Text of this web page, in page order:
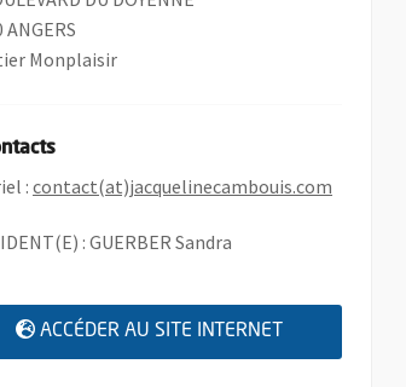
ANGERS
Monplaisir
:contact(at)jacquelinecambouis.com
: GUERBER Sandra
ACCÉDER AU SITE INTERNET , OUVRE UNE